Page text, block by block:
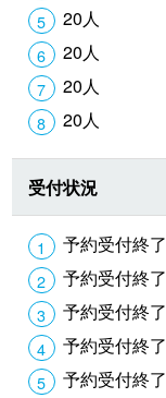
20人
20人
20人
20人
受付状況
予約受付終了
予約受付終了
予約受付終了
予約受付終了
予約受付終了